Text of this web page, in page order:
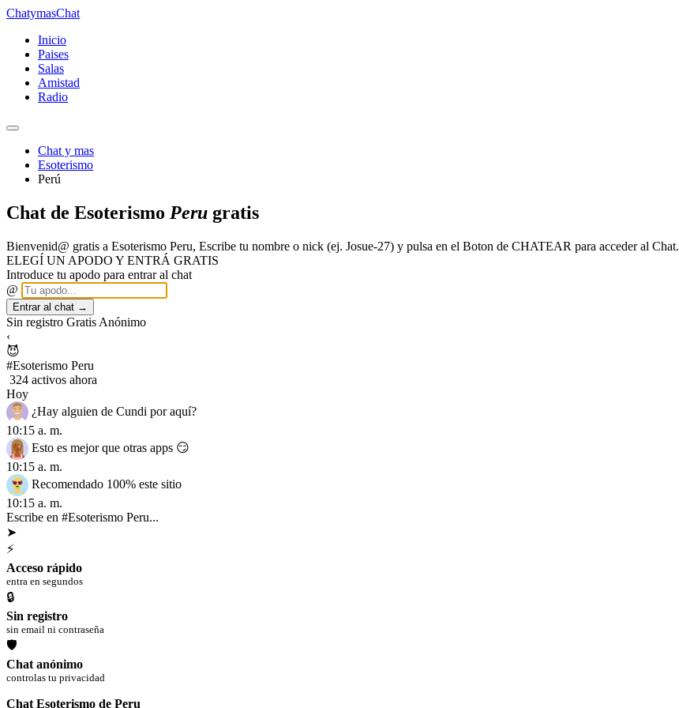
ChatymasChat
Inicio
Paises
Salas
Amistad
Radio
Chat y mas
Esoterismo
Perú
Chat de Esoterismo Peru gratis
Bienvenid@ gratis a Esoterismo Peru, Escribe tu nombre o nick (ej. Josue-27) y pulsa en el Boton de CHATEAR para acceder al Chat.
ELEGÍ UN APODO Y ENTRÁ GRATIS
Introduce tu apodo para entrar al chat
@
Entrar al chat →
Sin registro Gratis Anónimo
‹
😈
#Esoterismo Peru
324 activos ahora
Hoy
¿Hay alguien de Cundi por aquí?
10:15 a. m.
Esto es mejor que otras apps 😏
10:15 a. m.
Recomendado 100% este sitio
10:15 a. m.
Escribe en #Esoterismo Peru...
➤
⚡
Acceso rápido
entra en segundos
🔒
Sin registro
sin email ni contraseña
🛡
Chat anónimo
controlas tu privacidad
Chat Esoterismo de Peru